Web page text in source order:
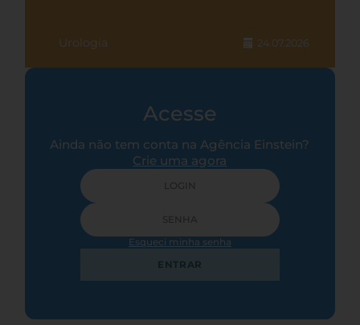
Urologia 24.07.2026
Acesse
Ainda não tem conta na Agência Einstein?
Crie uma agora
Esqueci minha senha
ENTRAR